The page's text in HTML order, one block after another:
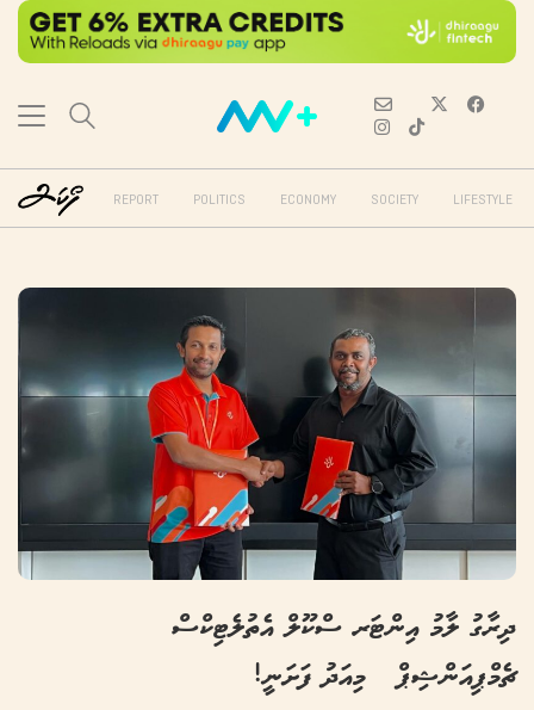
REPORT POLITICS ECONOMY SOCIETY LIFESTYLE
ދިރާގު ލާމު އިންޓަރ ސްކޫލް އެތުލެޓިކްސް
ޗެމްޕިއަންޝިޕް މިއަދު ފަށަނީ!